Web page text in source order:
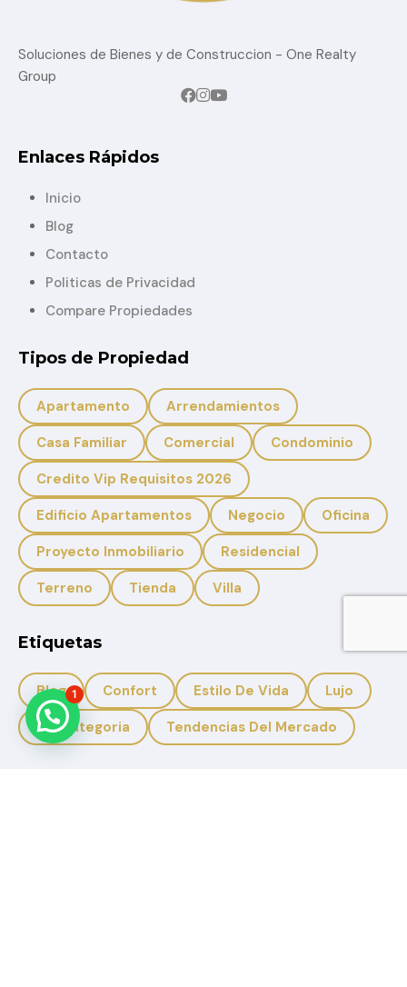
Soluciones de Bienes y de Construccion - One Realty
Group
Enlaces Rápidos
Inicio
Blog
Contacto
Politicas de Privacidad
Compare Propiedades
Tipos de Propiedad
Apartamento
Arrendamientos
Casa Familiar
Comercial
Condominio
Credito Vip Requisitos 2026
Edificio Apartamentos
Negocio
Oficina
Proyecto Inmobiliario
Residencial
Terreno
Tienda Villa
Etiquetas
Blog Confort Estilo De Vida
Lujo
Sin Categoria
Tendencias Del Mercado
1